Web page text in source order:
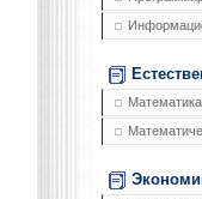
Математика